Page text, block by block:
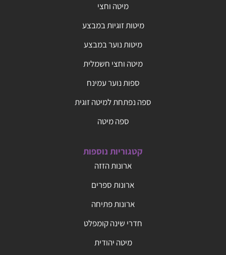
מיטה וחצי
מיטות זוגיות במבצע
מיטות נוער במבצע
מיטה וחצי חשמלית
ספות נוער עמינח
ספה נפתחת למיטה זוגית
ספה מיטה
קטגוריות נוספות
ארונות הזזה
ארונות ספרים
ארונות פתיחה
חדרי שינה קומפלט
מיטה יהודית